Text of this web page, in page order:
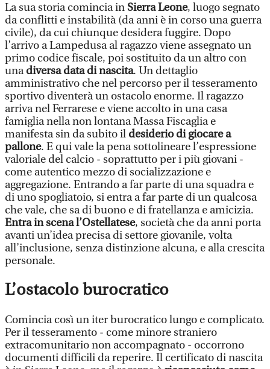
La sua storia comincia in Sierra Leone, luogo segnato
da conflitti e instabilità (da anni è in corso una guerra
civile), da cui chiunque desidera fuggire. Dopo
l’arrivo a Lampedusa al ragazzo viene assegnato un
primo codice fiscale, poi sostituito da un altro con
unadiversa data di nascita. Un dettaglio
amministrativo che nel percorso per il tesseramento
sportivo diventerà un ostacolo enorme. Il ragazzo
arriva nel Ferrarese e viene accolto in una casa
famiglia nella non lontana Massa Fiscaglia e
manifesta sin da subito il desiderio di giocare a
pallone. E qui vale la pena sottolineare l’espressione
valoriale del calcio - soprattutto per i più giovani -
come autentico mezzo di socializzazione e
aggregazione. Entrando a far parte di una squadra e
di uno spogliatoio, si entra a far parte di un qualcosa
che vale, che sa di buono e di fratellanza e amicizia.
Entra in scena l’Ostellatese, società che da anni porta
avanti un’idea precisa di settore giovanile, volta
all’inclusione, senza distinzione alcuna, e alla crescita
personale.
L’ostacolo burocratico
Comincia così un iter burocratico lungo e complicato.
Per il tesseramento - come minore straniero
extracomunitario non accompagnato - occorrono
documenti difficili da reperire. Il certificato di nascita